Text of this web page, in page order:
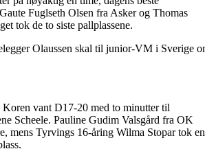
Fuglseth Olsen fra Asker og Thomas
tok de to siste pallplassene.
Olaussen skal til junior-VM i Sverige
vant D17-20 med to minutter til
Scheele. Pauline Gudim Valsgård fra OK
mens Tyrvings 16-åring Wilma Stopar tok en